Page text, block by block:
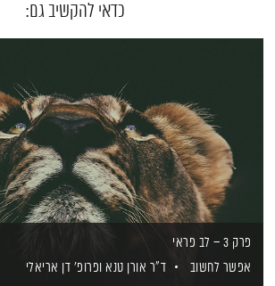
כדאי להקשיב גם:
פרק 3 – לב פראי
אפשר לחשוב
ד"ר אורן טנא ופרופ' דן אריאלי